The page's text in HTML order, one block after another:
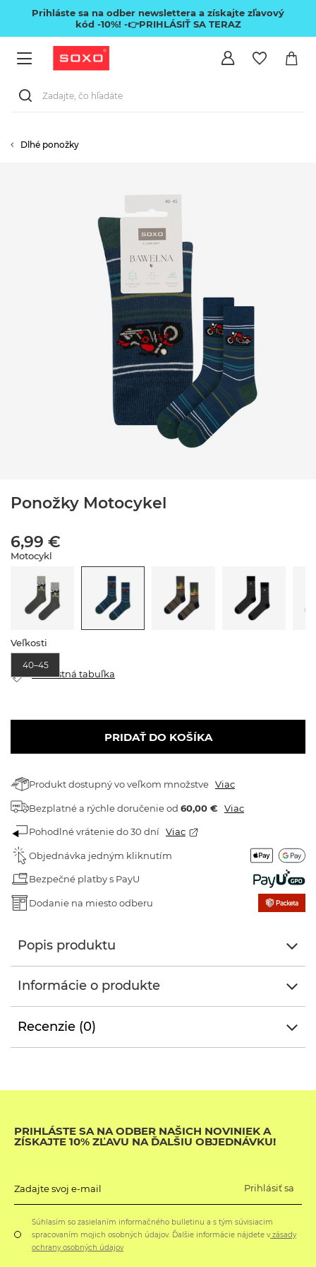
Prihláste sa na odber newslettera a získajte zľavový
kód -10%! -👉PRIHLÁSIŤ SA TERAZ
Dlhé ponožky
Ponožky Motocykel
6,99 €
Motocykl
Veľkosti
40–45
Veľkostná tabuľka
PRIDAŤ DO KOŠÍKA
Produkt dostupný vo veľkom množstve Viac
Bezplatné a rýchle doručenieod 60,00 € Viac
Pohodlné vrátenie do 30 dní Viac
Objednávka jedným kliknutím
Bezpečné platby s PayU
Dodanie na miesto odberu
Popis produktu
Informácie o produkte
Recenzie (0)
PRIHLÁSTE SA NA ODBER NAŠICH NOVINIEK A
ZÍSKAJTE 10% ZĽAVU NA ĎALŠIU OBJEDNÁVKU!
Zadajte svoj e-mail Prihlásiť sa
Súhlasím so zasielaním informačného bulletinu a s tým súvisiacim
spracovaním mojich osobných údajov. Ďalšie informácie nájdete vzásady
ochrany osobných údajov